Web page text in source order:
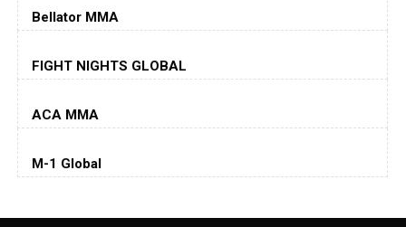
(26-6-0, 1)
Jorge Masvidal
Колби Ковингтон
Bellator MMA
FIGHT NIGHTS GLOBAL
ACA MMA
M-1 Global